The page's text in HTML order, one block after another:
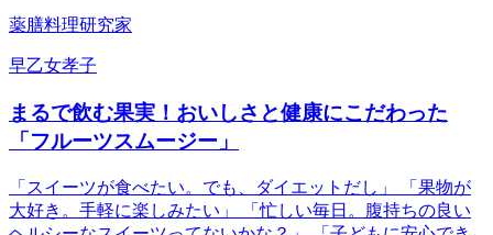
薬膳料理研究家
早乙女孝子
まるで飲む果実！おいしさと健康にこだわった
「フルーツスムージー」
「スイーツが食べたい。でも、ダイエットだし」 「果物が
大好き。手軽に楽しみたい」 「忙しい毎日。腹持ちの良い